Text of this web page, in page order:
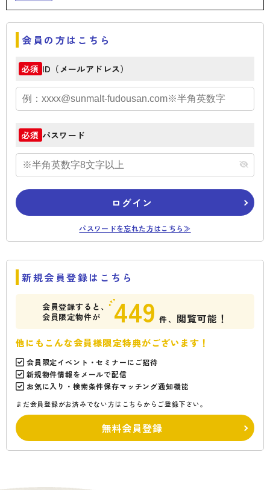
会員の方はこちら
必須 ID（メールアドレス）
必須 パスワード
ログイン
パスワードを忘れた方はこちら≫
新規会員登録はこちら
会員登録すると、
会員限定物件が
449 件、 閲覧可能！
他にもこんな会員様限定特典がございます！
会員限定イベント・セミナーにご招待
新規物件情報をメールで配信
お気に入り・検索条件保存マッチング通知機能
まだ会員登録がお済みでない方はこちらからご登録下さい。
無料会員登録